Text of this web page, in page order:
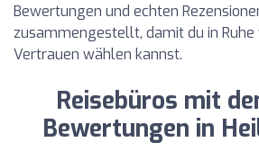
Bewertungen und echten
zusammengestellt, damit du in
Vertrauen wählen kannst.
Reisebüros mit
Bewertungen in